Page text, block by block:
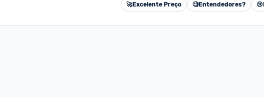
🚀Excelente Preço 🧐Entendedores? 😢